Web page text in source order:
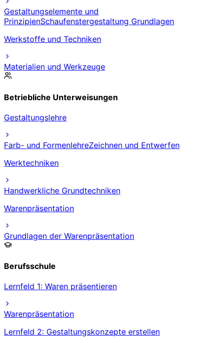
Gestaltungselemente und
PrinzipienSchaufenstergestaltung Grundlagen
Werkstoffe und Techniken
Materialien und Werkzeuge
Betriebliche Unterweisungen
Gestaltungslehre
Farb- und FormenlehreZeichnen und Entwerfen
Werktechniken
Handwerkliche Grundtechniken
Warenpräsentation
Grundlagen der Warenpräsentation
Berufsschule
Lernfeld 1: Waren präsentieren
Warenpräsentation
Lernfeld 2: Gestaltungskonzepte erstellen